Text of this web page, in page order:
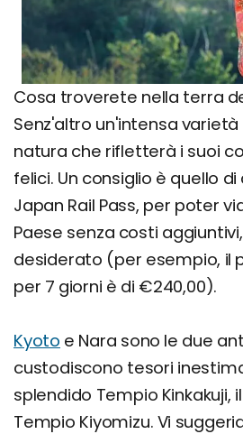
Cosa troverete nella terra
Senz'altro un'intensa
natura che rifletterà i suoi
felici. Un consiglio è quello
Japan Rail Pass, per poter
Paese senza costi
desiderato (per esempio, il
per 7 giorni è di €240,00).
Kyoto e Nara sono le due
custodiscono tesori
splendido Tempio Kinkakuji,
Tempio Kiyomizu. Vi